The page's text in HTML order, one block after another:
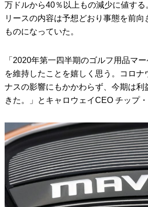
万ドルから40％以上もの減少に値する
リースの内容は予想どおり事態を前向
ものになっていた。
「2020年第一四半期のゴルフ用品マ
を維持したことを嬉しく思う。コロナ
ナスの影響にもかかわらず、今期は利
きた。」とキャロウェイCEO チップ